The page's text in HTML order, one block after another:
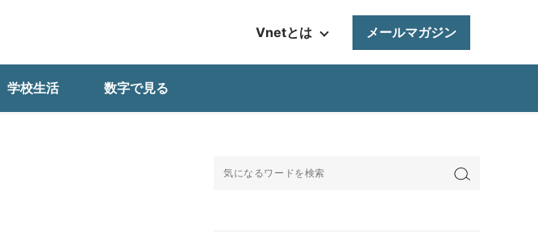
Vnetとは メールマガジン
学校生活 数字で見る